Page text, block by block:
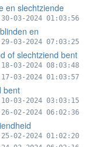
en slechtziende
30-03-2024 01:03:56
en
29-03-2024 07:03:25
of slechtziend bent
18-03-2024 08:03:48
17-03-2024 01:03:57
bent
10-03-2024 03:03:15
26-02-2024 06:02:36
25-02-2024 01:02:20